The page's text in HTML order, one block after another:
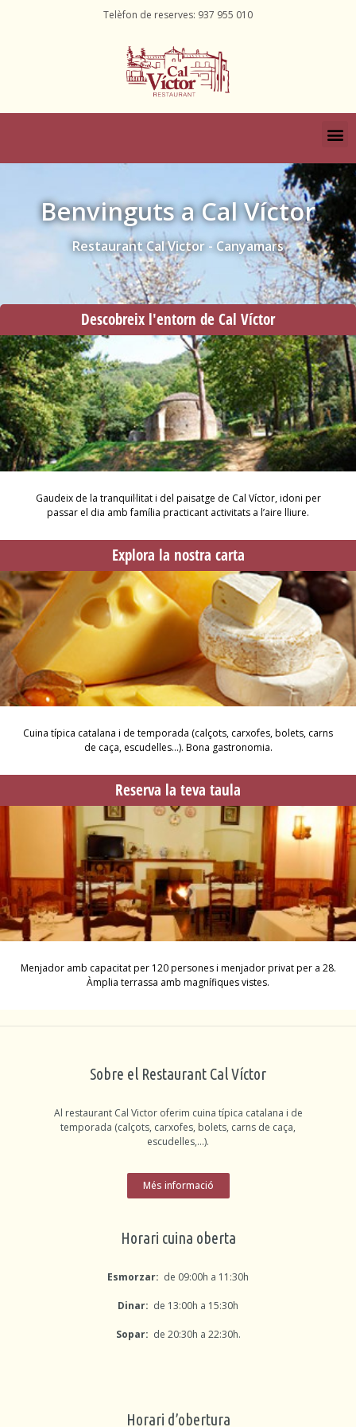
Telèfon de reserves: 937 955 010
Benvinguts a Cal Víctor
Restaurant Cal Victor - Canyamars
Descobreix l'entorn de Cal Víctor
Gaudeix de la tranquil·litat i del paisatge de Cal Víctor, idoni per
passar el dia amb família practicant activitats a l’aire lliure.
Explora la nostra carta
Cuina típica catalana i de temporada (calçots, carxofes, bolets, carns
de caça, escudelles…). Bona gastronomia.
Reserva la teva taula
Menjador amb capacitat per 120 persones i menjador privat per a 28.
Àmplia terrassa amb magnífiques vistes.
Sobre el Restaurant Cal Víctor
Al restaurant Cal Victor oferim cuina típica catalana i de
temporada (calçots, carxofes, bolets, carns de caça,
escudelles,…).
Més informació
Horari cuina oberta
Esmorzar: de 09:00h a 11:30h
Dinar: de 13:00h a 15:30h
Sopar: de 20:30h a 22:30h.
Horari d’obertura